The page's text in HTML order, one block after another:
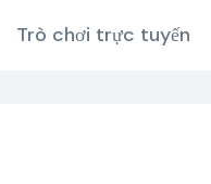
Trò chơi trực tuyến